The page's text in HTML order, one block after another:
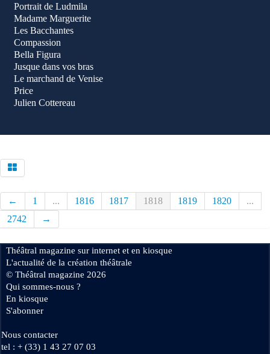
Portrait de Ludmila
Madame Marguerite
Les Bacchantes
Compassion
Bella Figura
Jusque dans vos bras
Le marchand de Venise
Price
Julien Cottereau
← 1 ... 1816 1817 1818 1819 1820
...
2742
→
Théâtral magazine sur internet et en kiosque
L'actualité de la création théâtrale
© Théâtral magazine 2026
Qui sommes-nous ?
En kiosque
S'abonner
Nous contacter
tel : + (33) 1 43 27 07 03